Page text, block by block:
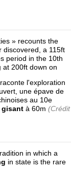
» recounts the
discovered, a 115ft
period in the 10th
at 200ft down on
l'exploration
une épave de
au 10e
gisant à 60m (Crédit
in which a
in state is the rare